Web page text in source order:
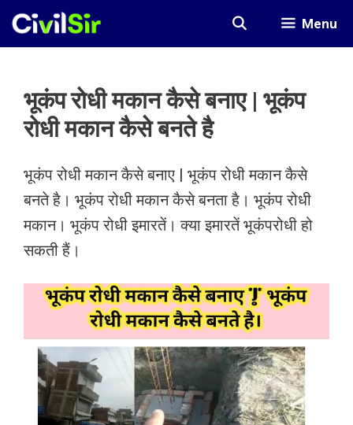
Skip
Menu
भूकंप रोधी मकान कैसे बनाए | भूकंप
रोधी मकान कैसे बनते है
भूकंप रोधी मकान कैसे बनाए | भूकंप रोधी मकान कैसे
बनते है। भूकंप रोधी मकान कैसे बनता है। भूकंप रोधी
मकान। भूकंप रोधी इमारतें। क्या इमारतें भूकंपरोधी हो
सकती हैं।